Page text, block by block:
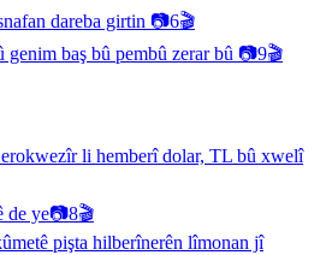
dareba girtin 📷6🎬
genim baş bû pembû zerar bû 📷9🎬
li hemberî dolar, TL bû xwelî
de ye📷8🎬
pişta hilberînerên lîmonan jî